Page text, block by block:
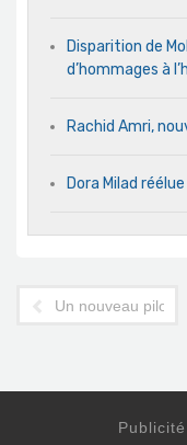
Disparition de
d’hommages à
Rachid Amri,
Dora Milad
Un nouveau pilote
Publicité